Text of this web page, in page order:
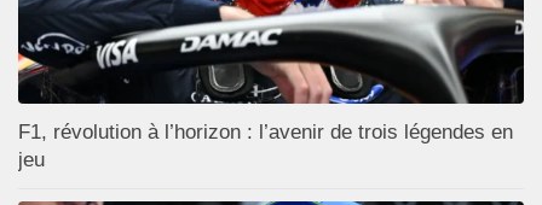
F1, révolution à l’horizon : l’avenir de trois légendes en
jeu